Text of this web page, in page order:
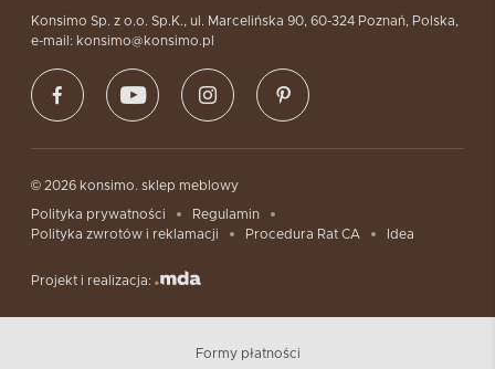
Konsimo Sp. z o.o. Sp.K., ul. Marcelińska 90, 60-324 Poznań, Polska,
e-mail: konsimo@konsimo.pl
© 2026 konsimo. sklep meblowy
Polityka prywatności
Regulamin
Polityka zwrotów i reklamacji
Procedura Rat CA Idea
Projekt i realizacja:
Formy płatności